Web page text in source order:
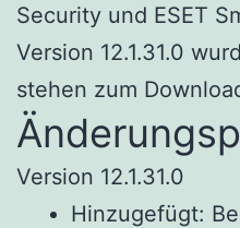
Security und ESET
Version 12.1.31.0
stehen zum
Version 12.1.31.0
Hinzugefügt: